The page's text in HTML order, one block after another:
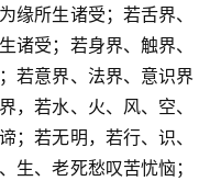
缘所生诸受；若舌界、
诸受；若身界、触界、
若意界、法界、意识界
，若水、火、风、空、
；若无明，若行、识、
生、老死愁叹苦忧恼；